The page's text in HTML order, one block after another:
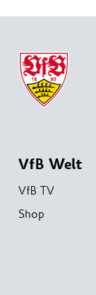
VfB Welt
VfB TV
Shop